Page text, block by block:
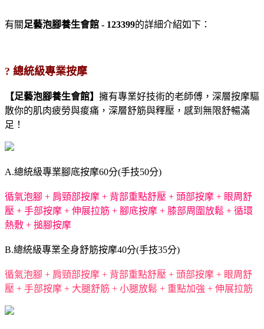
有關 足藝泡腳養生會館 - 123399的詳細介紹如下：
? 總統級專業按摩
【足藝泡腳養生會館】 擁有專業好技術的老師傅，深層按摩驅
散你的肌肉疲勞與痠痛，深層舒筋與釋壓，感到無限舒暢滿
足！
A.總統級專業腳底按摩60分(手技50分)
循氣泡腳 + 肩頸部按摩 + 背部重點舒壓 + 頭部按摩 + 眼周舒
壓 + 手部按摩 + 伸展拉筋 + 腳底按摩 + 膝部周圍放鬆 + 循環
熱敷 + 搥腳按摩
B.總統級專業全身舒筋按摩40分(手技35分)
循氣泡腳 + 肩頸部按摩 + 背部重點舒壓 + 頭部按摩 + 眼周舒
壓 + 手部按摩 + 大腿舒筋 + 小腿放鬆 + 重點加強 + 伸展拉筋